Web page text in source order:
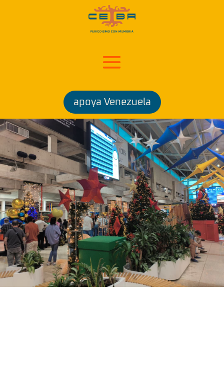
apoya Venezuela